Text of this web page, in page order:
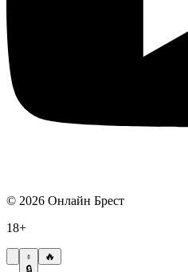
© 2026 Онлайн Брест
18+
🔥